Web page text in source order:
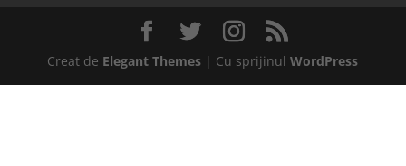
Creat de Elegant Themes | Cu sprijinulWordPress